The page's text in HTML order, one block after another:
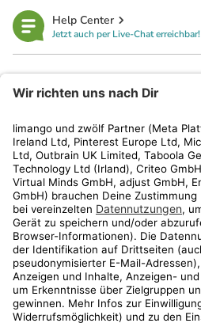
Help Center
Jetzt auch per Live-Chat erreichbar!
Kundenservice
Shop
Aktionen
Travel